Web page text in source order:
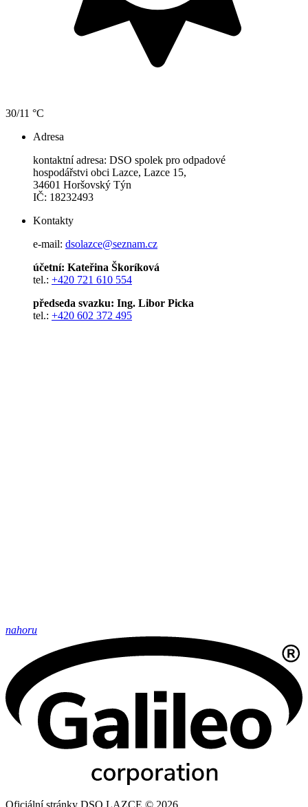
30/11 °C
Adresa
kontaktní adresa: DSO spolek pro odpadové
hospodářstvi obci Lazce, Lazce 15,
34601 Horšovský Týn
IČ: 18232493
Kontakty
e-mail: dsolazce@seznam.cz
účetní: Kateřina Škoríková
tel.: +420 721 610 554
předseda svazku: Ing. Libor Picka
tel.: +420 602 372 495
nahoru
Oficiální stránky DSO LAZCE © 2026